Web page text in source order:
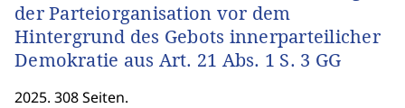
der Parteiorganisation vor dem
Hintergrund des Gebots innerparteilicher
Demokratie aus Art. 21 Abs. 1 S. 3 GG
2025. 308 Seiten.